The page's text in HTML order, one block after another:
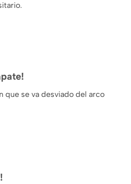
que se va desviado del arco